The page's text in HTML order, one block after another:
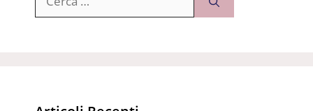
per: